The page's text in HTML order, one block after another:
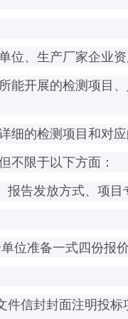
位、生产厂家企业资
能开展的检测项目
细的检测项目和对
不限于以下方面：
告发放方式、项目
位准备一式四份报
件信封封面注明投